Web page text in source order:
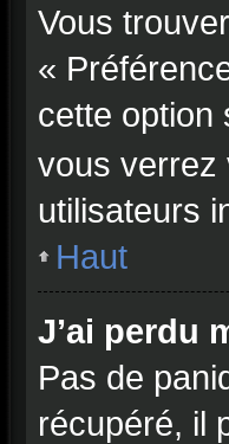
Vous
«
cette option
vous verrez
utilisateurs
Haut
J’ai perdu
Pas de
récupéré, il